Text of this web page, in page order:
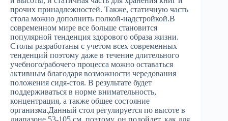
прочих принадлежностей. Также, статичную часть
стола можно дополнить полкой-надстройкой.В
современном мире все больше становится
популярной тенденция здорового образа жизни.
Столы разработаны с учетом всех современных
тенденций поэтому даже в течение длительного
учебного/рабочего процесса можно оставаться
активным благодаря возможности чередования
положения сидя-стоя. В результате будет
поддерживаться в норме внимательность,
концентрация, а также общее состояние
организма.Данный стол регулируется по высоте в
диапазоне 53-105 см, поэтому, он подойдет, как для